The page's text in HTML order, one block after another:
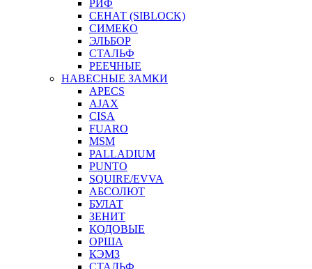
РИФ
СЕНАТ (SIBLOCK)
СИМЕКО
ЭЛЬБОР
СТАЛЬФ
РЕЕЧНЫЕ
НАВЕСНЫЕ ЗАМКИ
APECS
AJAX
CISA
FUARO
MSM
PALLADIUM
PUNTO
SQUIRE/EVVA
АБСОЛЮТ
БУЛАТ
ЗЕНИТ
КОДОВЫЕ
ОРША
КЭМЗ
СТАЛЬФ